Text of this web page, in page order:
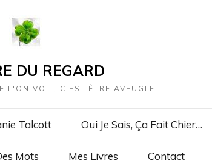
DU REGARD
L'ON VOIT, C'EST ÊTRE AVEUGLE
Talcott Oui Je Sais, Ça Fait Chier…
Mots Mes Livres Contact